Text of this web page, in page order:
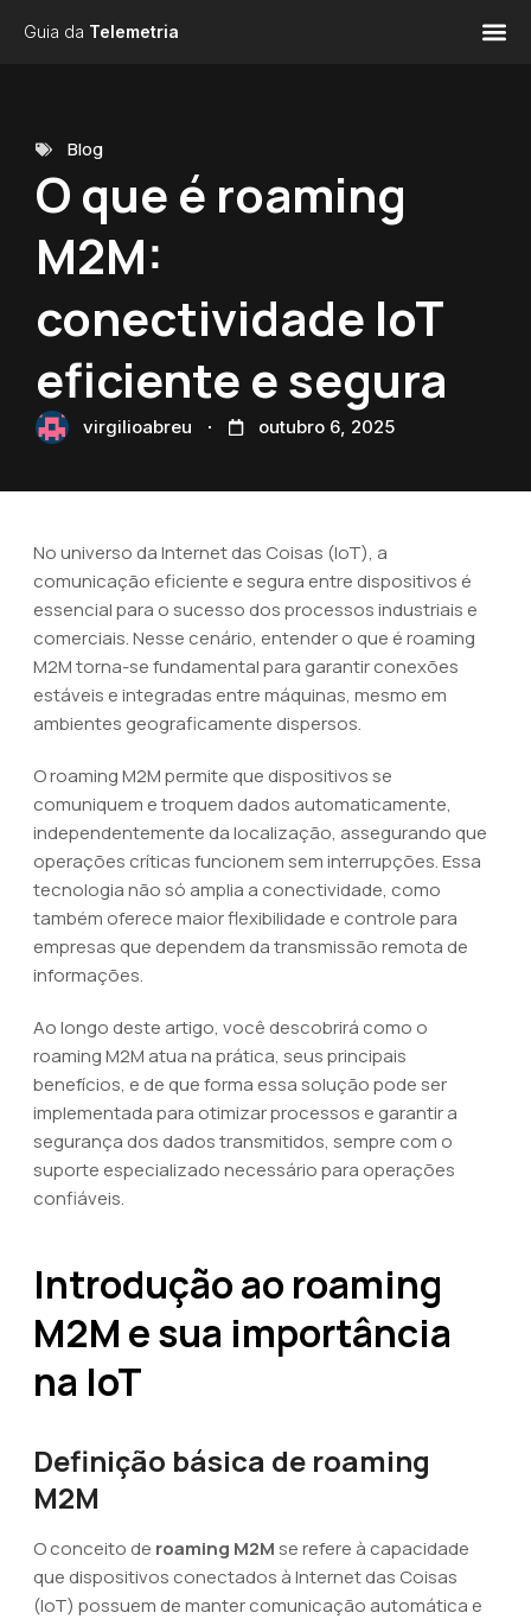
Guia da Telemetria
Blog
O que é roaming
M2M:
conectividade IoT
eficiente e segura
virgilioabreu outubro 6, 2025
No universo da Internet das Coisas (IoT), a
comunicação eficiente e segura entre dispositivos é
essencial para o sucesso dos processos industriais e
comerciais. Nesse cenário, entender o que é roaming
M2M torna-se fundamental para garantir conexões
estáveis e integradas entre máquinas, mesmo em
ambientes geograficamente dispersos.
O roaming M2M permite que dispositivos se
comuniquem e troquem dados automaticamente,
independentemente da localização, assegurando que
operações críticas funcionem sem interrupções. Essa
tecnologia não só amplia a conectividade, como
também oferece maior flexibilidade e controle para
empresas que dependem da transmissão remota de
informações.
Ao longo deste artigo, você descobrirá como o
roaming M2M atua na prática, seus principais
benefícios, e de que forma essa solução pode ser
implementada para otimizar processos e garantir a
segurança dos dados transmitidos, sempre com o
suporte especializado necessário para operações
confiáveis.
Introdução ao roaming
M2M e sua importância
na IoT
Definição básica de roaming
M2M
O conceito de roaming M2M se refere à capacidade
que dispositivos conectados à Internet das Coisas
(IoT) possuem de manter comunicação automática e